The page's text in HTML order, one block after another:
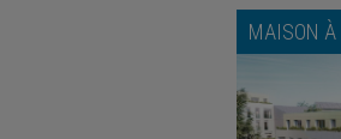
MAISON À